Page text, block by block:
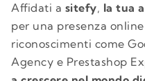
Affidati a sitefy, la tua
per una presenza
riconoscimenti come
Agency e Prestashop